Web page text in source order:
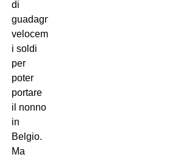
di
guadagnare
velocemente
i soldi
per
poter
portare
il nonno
in
Belgio.
Ma